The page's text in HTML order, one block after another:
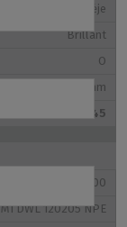
Durys dešinėje
Brillant
O
2050 mm
€ 945
MI DWL/1200
MI DWL 120205 NPE